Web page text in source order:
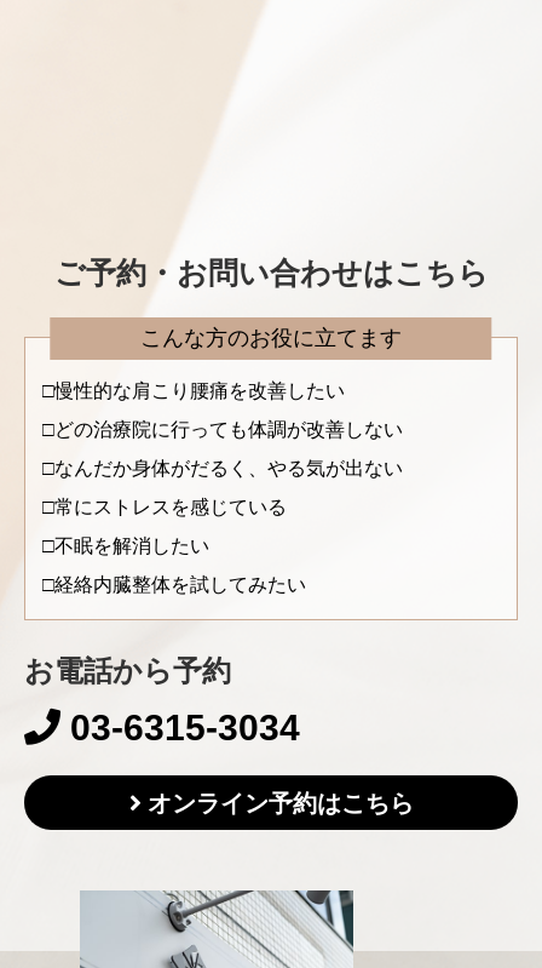
ご予約・お問い合わせはこちら
こんな方のお役に立てます
慢性的な肩こり腰痛を改善したい
どの治療院に行っても体調が改善しない
なんだか身体がだるく、やる気が出ない
常にストレスを感じている
不眠を解消したい
経絡内臓整体を試してみたい
お電話から予約
03-6315-3034
オンライン予約はこちら